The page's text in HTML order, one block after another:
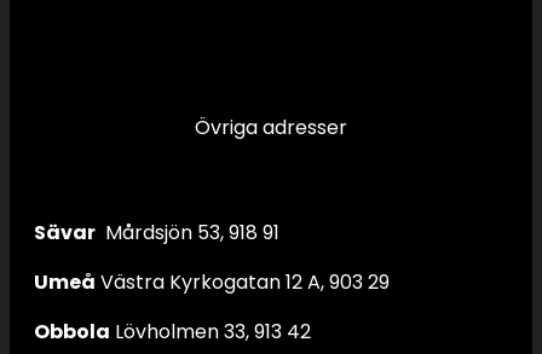
Övriga adresser
Sävar Mårdsjön 53, 918 91
Umeå Västra Kyrkogatan 12 A, 903 29
Obbola Lövholmen 33, 913 42